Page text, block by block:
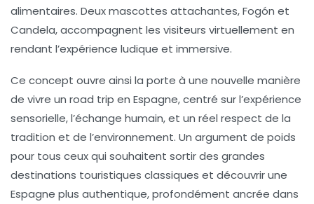
alimentaires. Deux mascottes attachantes, Fogón et
Candela, accompagnent les visiteurs virtuellement en
rendant l’expérience ludique et immersive.
Ce concept ouvre ainsi la porte à une nouvelle manière
de vivre un road trip en Espagne, centré sur l’expérience
sensorielle, l’échange humain, et un réel respect de la
tradition et de l’environnement. Un argument de poids
pour tous ceux qui souhaitent sortir des grandes
destinations touristiques classiques et découvrir une
Espagne plus authentique, profondément ancrée dans